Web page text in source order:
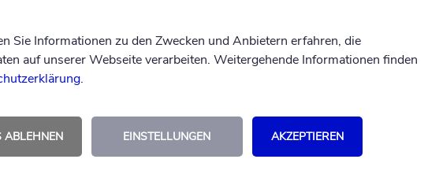
Sehnsucht eingehüllt« Gedichte der mit 18 Jahren in
Arbeitslager in der Ukraine umgekommenen Selma
Festivaltage können die Besucher jüdische Kultur auch
wie dem Centrum Judaicum an der Oranienburger Straße
an der Fasanenstraße, erleben. Aber im
Sie Informationen zu den Zwecken und Anbietern erfahren, die
auf unserer Webseite verarbeiten. Weitergehende Informationen finden
.
ABLEHNEN EINSTELLUNGEN AKZEPTIEREN